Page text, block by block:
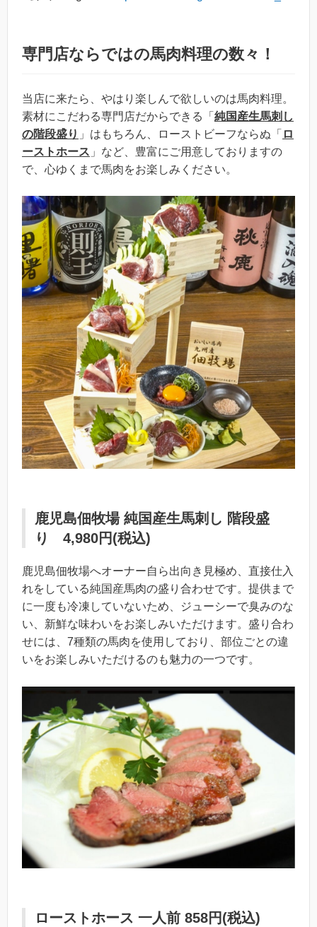
専門店ならではの馬肉料理の数々！
当店に来たら、やはり楽しんで欲しいのは馬肉料理。
素材にこだわる専門店だからできる「 純国産生馬刺し
の階段盛り 」はもちろん、ローストビーフならぬ「 ロ
ーストホース 」など、豊富にご用意しておりますの
で、心ゆくまで馬肉をお楽しみください。
鹿児島佃牧場 純国産生馬刺し 階段盛
り 4,980円(税込)
鹿児島佃牧場へオーナー自ら出向き見極め、直接仕入
れをしている純国産馬肉の盛り合わせです。提供まで
に一度も冷凍していないため、ジューシーで臭みのな
い、新鮮な味わいをお楽しみいただけます。盛り合わ
せには、7種類の馬肉を使用しており、部位ごとの違
いをお楽しみいただけるのも魅力の一つです。
ローストホース 一人前 858円(税込)